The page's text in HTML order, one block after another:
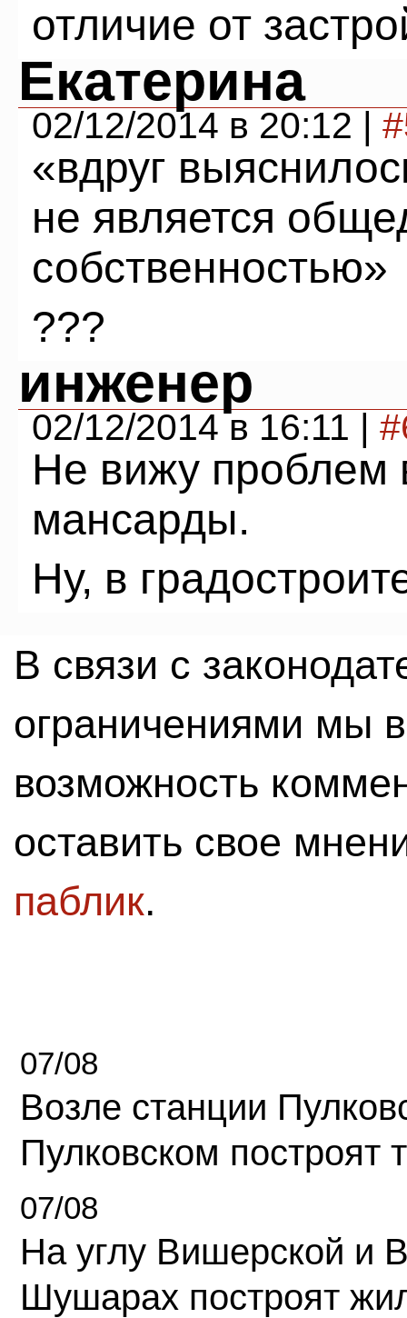
отличие от
Екатерина
02/12/2014 в 20:12 |
«вдруг
не является
собственностью»
???
инженер
02/12/2014 в 16:11 |
Не вижу проблем
мансарды.
Ну, в
В связи с
ограничениями мы
возможность
оставить свое
паблик.
07/08
Возле станции
Пулковском построят
07/08
На углу Вишерской и
Шушарах построят